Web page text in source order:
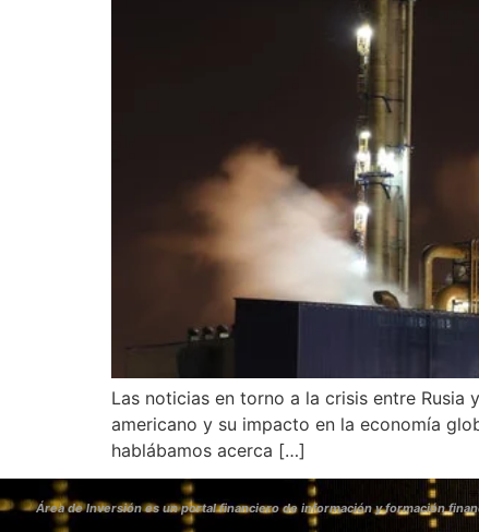
Las noticias en torno a la crisis entre
americano y su impacto en la economía
hablábamos acerca […]
Área de Inversión es un portal financiero de información y formación